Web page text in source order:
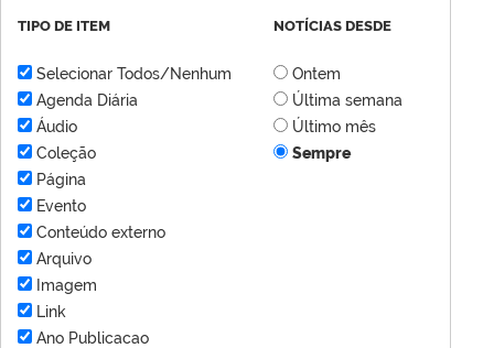
TIPO DE ITEM
Selecionar Todos/Nenhum
Agenda Diária
Áudio
Coleção
Página
Evento
Conteúdo externo
Arquivo
Imagem
Link
Ano Publicacao
NOTÍCIAS DESDE
Ontem
Última semana
Último mês
Sempre